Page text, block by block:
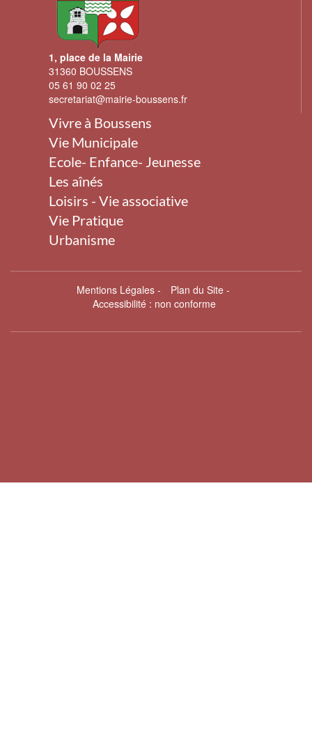
1, place de la Mairie
31360 BOUSSENS
05 61 90 02 25
secretariat@mairie-boussens.fr
Vivre à Boussens
Vie Municipale
Ecole- Enfance- Jeunesse
Les aînés
Loisirs - Vie associative
Vie Pratique
Urbanisme
Mentions Légales- Plan du Site-
Accessibilité : non conforme